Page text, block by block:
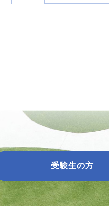
受験生の方